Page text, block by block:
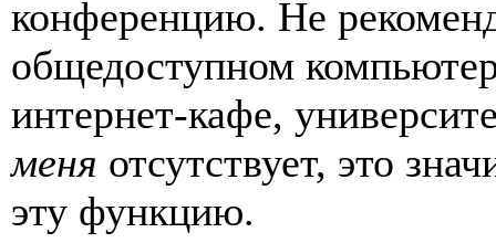
конференцию. Не
общедоступном
интернет-кафе,
меня отсутствует, это
эту функцию.